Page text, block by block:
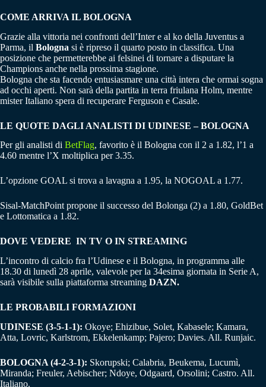
COME ARRIVA IL BOLOGNA
Grazie alla vittoria nei confronti dell’Inter e al ko della Juventus a
Parma, il Bologna si è ripreso il quarto posto in classifica. Una
posizione che permetterebbe ai felsinei di tornare a disputare la
Champions anche nella prossima stagione.
Bologna che sta facendo entusiasmare una città intera che ormai sogna
ad occhi aperti. Non sarà della partita in terra friulana Holm, mentre
mister Italiano spera di recuperare Ferguson e Casale.
LE QUOTE DAGLI ANALISTI DI UDINESE – BOLOGNA
Per gli analisti di BetFlag, favorito è il Bologna con il 2 a 1.82, l’1 a
4.60 mentre l’X moltiplica per 3.35.
L’opzione GOAL si trova a lavagna a 1.95, la NOGOAL a 1.77.
Sisal-MatchPoint propone il successo del Bolonga (2) a 1.80, GoldBet
e Lottomatica a 1.82.
DOVE VEDERE IN TV O IN STREAMING
L’incontro di calcio fra l’Udinese e il Bologna, in programma alle
18.30 di lunedì 28 aprile, valevole per la 34esima giornata in Serie A,
sarà visibile sulla piattaforma streaming DAZN.
LE PROBABILI FORMAZIONI
UDINESE (3-5-1-1): Okoye; Ehizibue, Solet, Kabasele; Kamara,
Atta, Lovric, Karlstrom, Ekkelenkamp; Pajero; Davies. All. Runjaic.
BOLOGNA (4-2-3-1): Skorupski; Calabria, Beukema, Lucumì,
Miranda; Freuler, Aebischer; Ndoye, Odgaard, Orsolini; Castro. All.
Italiano.